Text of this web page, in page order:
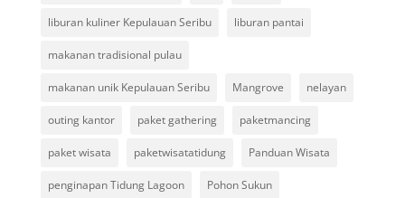
liburan kuliner Kepulauan Seribu liburan pantai
makanan tradisional pulau
makanan unik Kepulauan Seribu Mangrove nelayan
outing kantor paket gathering paketmancing
paket wisata paketwisatatidung Panduan Wisata
penginapan Tidung Lagoon Pohon Sukun